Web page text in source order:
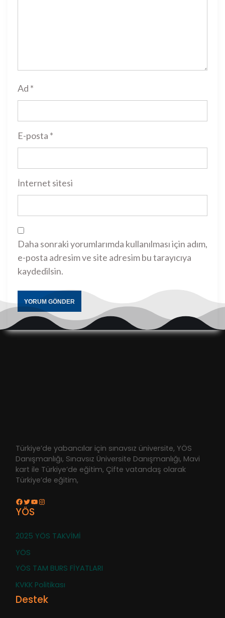
Ad *
E-posta *
İnternet sitesi
Daha sonraki yorumlarımda kullanılması için adım,
e-posta adresim ve site adresim bu tarayıcıya
kaydedilsin.
Türkiye’de yabancılar için sınavsız üniversite, YÖS
Danışmanlığı, Sınavsız Üniversite Danışmanlığı, Mavi
kart ile Türkiye’de eğitim, Çifte vatandaş olarak
Türkiye’de eğitim,
Facebook Twitter YouTube Instagram
YÖS
2025 YÖS TAKVİMİ
YÖS
YÖS TAM BURS FİYATLARI
KVKK Politikası
Destek